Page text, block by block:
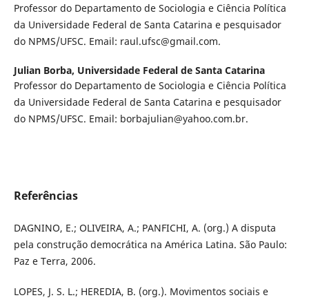
Professor do Departamento de Sociologia e Ciência Política
da Universidade Federal de Santa Catarina e pesquisador
do NPMS/UFSC. Email: raul.ufsc@gmail.com.
Julian Borba, Universidade Federal de Santa Catarina
Professor do Departamento de Sociologia e Ciência Política
da Universidade Federal de Santa Catarina e pesquisador
do NPMS/UFSC. Email: borbajulian@yahoo.com.br.
Referências
DAGNINO, E.; OLIVEIRA, A.; PANFICHI, A. (org.) A disputa
pela construção democrática na América Latina. São Paulo:
Paz e Terra, 2006.
LOPES, J. S. L.; HEREDIA, B. (org.). Movimentos sociais e